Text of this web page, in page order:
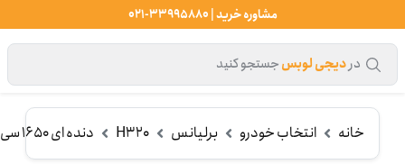
مشاوره خرید | 33995880-021
دردیجی لوبسجستجو کنید
خانه انتخاب خودرو برلیانس H320 دنده ای 1650 سی سی